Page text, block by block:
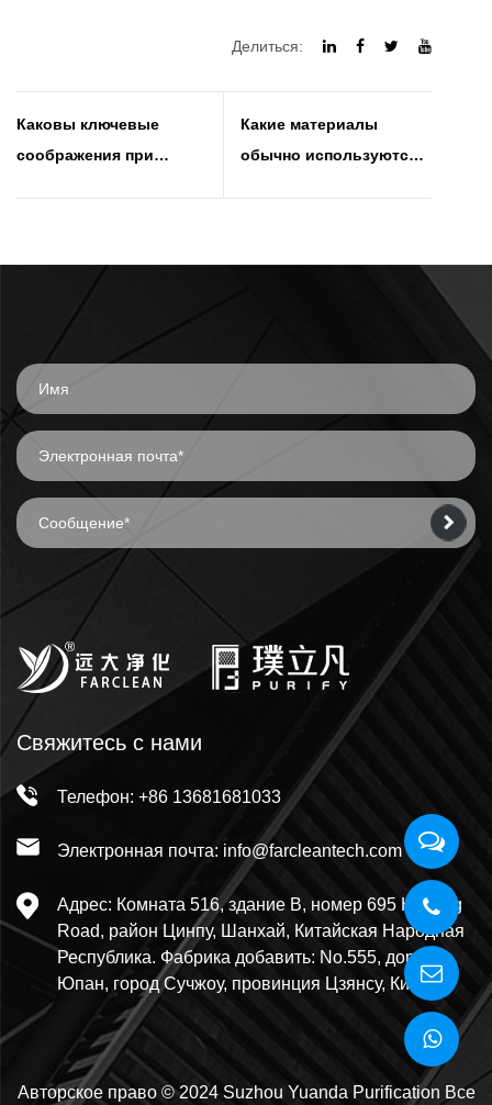
Делиться:
Каковы ключевые
соображения при
Какие материалы
обычно используются
Свяжитесь с нами
Телефон: +86 13681681033
Электронная почта: info@farcleantech.com
Адрес: Комната 516, здание В, номер 695 Huilong
Road, район Цинпу, Шанхай, Китайская Народная
Республика. Фабрика добавить: No.555, дорога
Юпан, город Сучжоу, провинция Цзянсу, Китай.
Авторское право © 2024 Suzhou Yuanda Purification Все